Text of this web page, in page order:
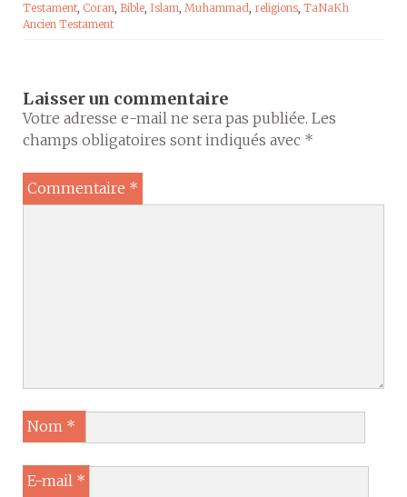
Testament, Coran, Bible, Islam, Muhammad, religions, TaNaKh
Ancien Testament
Laisser un commentaire
Votre adresse e-mail ne sera pas publiée. Les
champs obligatoires sont indiqués avec *
Commentaire *
Nom *
E-mail *